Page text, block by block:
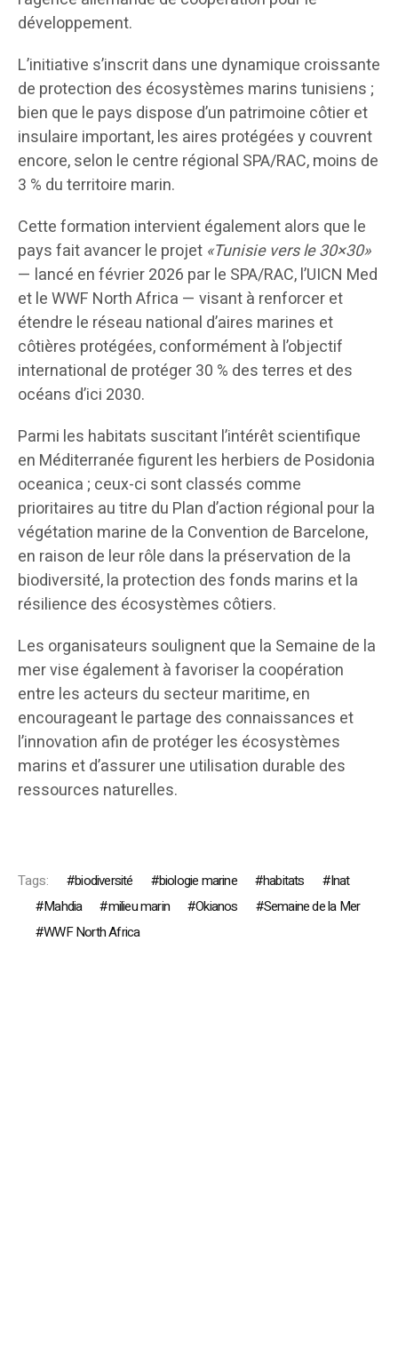
développement.
L’initiative s’inscrit dans une dynamique croissante
de protection des écosystèmes marins tunisiens ;
bien que le pays dispose d’un patrimoine côtier et
insulaire important, les aires protégées y couvrent
encore, selon le centre régional SPA/RAC, moins de
3 % du territoire marin.
Cette formation intervient également alors que le
pays fait avancer le projet «Tunisie vers le 30×30»
— lancé en février 2026 par le SPA/RAC, l’UICN Med
et le WWF North Africa — visant à renforcer et
étendre le réseau national d’aires marines et
côtières protégées, conformément à l’objectif
international de protéger 30 % des terres et des
océans d’ici 2030.
Parmi les habitats suscitant l’intérêt scientifique
en Méditerranée figurent les herbiers de Posidonia
oceanica ; ceux-ci sont classés comme
prioritaires au titre du Plan d’action régional pour la
végétation marine de la Convention de Barcelone,
en raison de leur rôle dans la préservation de la
biodiversité, la protection des fonds marins et la
résilience des écosystèmes côtiers.
Les organisateurs soulignent que la Semaine de la
mer vise également à favoriser la coopération
entre les acteurs du secteur maritime, en
encourageant le partage des connaissances et
l’innovation afin de protéger les écosystèmes
marins et d’assurer une utilisation durable des
ressources naturelles.
Tags: biodiversité biologie marine habitats
Inat
Mahdia
milieu marin Okianos
Semaine de la Mer
WWF North Africa